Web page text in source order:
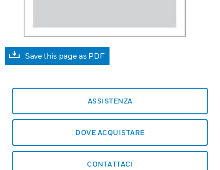
Save this page as PDF
ASSISTENZA
DOVE ACQUISTARE
CONTATTACI